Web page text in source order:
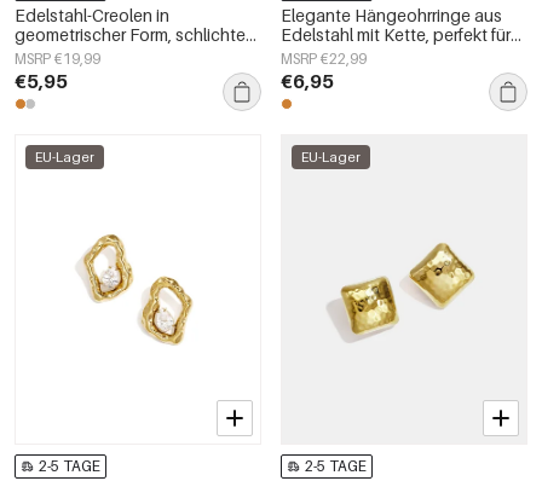
Edelstahl-Creolen in
geometrischer Form, schlichte
Alltags-Serie, Damenschmuck
MSRP €19,99
€5,95
Elegante Hängeohrringe aus
Edelstahl mit Kette, perfekt für
festliche Anlässe und Partys.
Luxuriöse Damenschmuckserie.
MSRP €22,99
€6,95
EU-Lager
2-5 TAGE
EU-Lager
2-5 TAGE